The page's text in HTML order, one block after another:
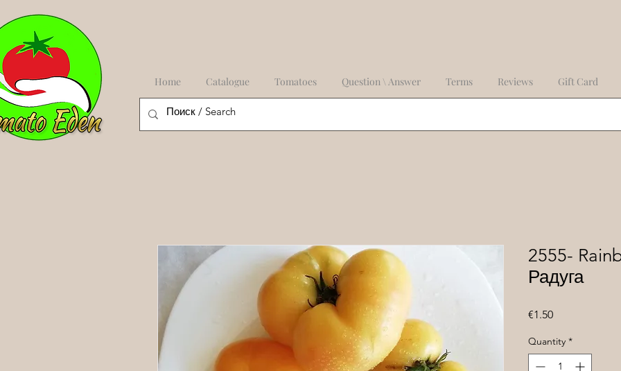
Home Catalogue Tomatoes Question \ Answer Terms Reviews Gift Card
2555-
Радуга
€1.50Price
Quantity *